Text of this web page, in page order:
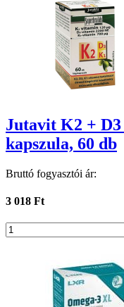
Jutavit K2 +
kapszula, 60 db
Bruttó fogyasztói ár:
3 018 Ft